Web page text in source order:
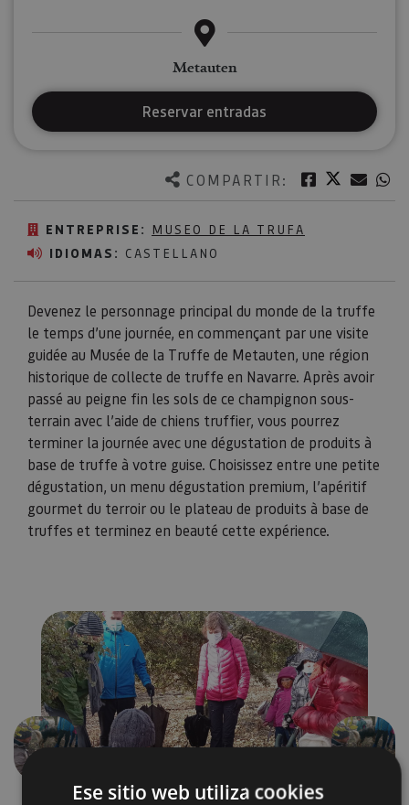
COMPARTIR: Facebook
Twitter
ENTREPRISE: MUSEO DE LA TRUFA
IDIOMAS: CASTELLANO
Devenez le personnage principal du monde de la truffe
le temps d’une journée, en commençant par une visite
guidée au Musée de la Truffe de Metauten, une région
historique de collecte de truffe en Navarre. Après avoir
passé au peigne fin les sols de ce champignon sous-
terrain avec l’aide de chiens truffier, vous pourrez
terminer la journée avec une dégustation de produits à
base de truffe à votre guise. Choisissez entre une petite
dégustation, un menu dégustation premium, l’apéritif
gourmet du terroir ou le plateau de produits à base de
truffes et terminez en beauté cette expérience.
Metauten
Reservar entradas
Suivant
Ese sitio web utiliza cookies